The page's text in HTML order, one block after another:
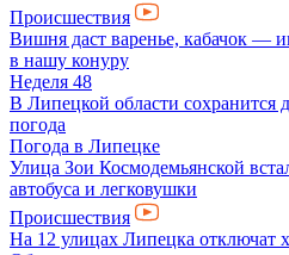
Происшествия
Вишня даст варенье, кабачок —
в нашу конуру
Неделя 48
В Липецкой области сохранится
погода
Погода в Липецке
Улица Зои Космодемьянской
автобуса и легковушки
Происшествия
На 12 улицах Липецка отключат